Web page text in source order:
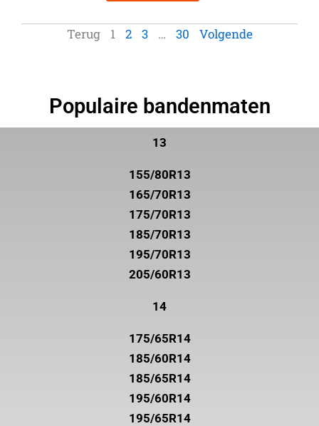
Terug 1 2 3 … 30 Volgende
Populaire bandenmaten
13
155/80R13
165/70R13
175/70R13
185/70R13
195/70R13
205/60R13
14
175/65R14
185/60R14
185/65R14
195/60R14
195/65R14